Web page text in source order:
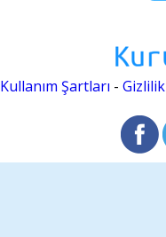
Kullanım Şartları -